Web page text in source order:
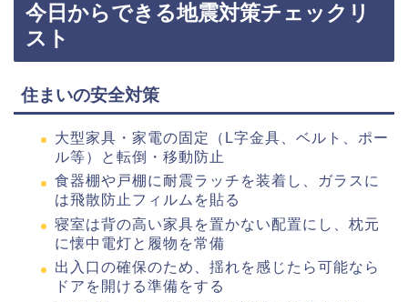
今日からできる地震対策チェックリ
スト
住まいの安全対策
大型家具・家電の固定（L字金具、ベルト、ポー
ル等）と転倒・移動防止
食器棚や戸棚に耐震ラッチを装着し、ガラスに
は飛散防止フィルムを貼る
寝室は背の高い家具を置かない配置にし、枕元
に懐中電灯と履物を常備
出入口の確保のため、揺れを感じたら可能なら
ドアを開ける準備をする